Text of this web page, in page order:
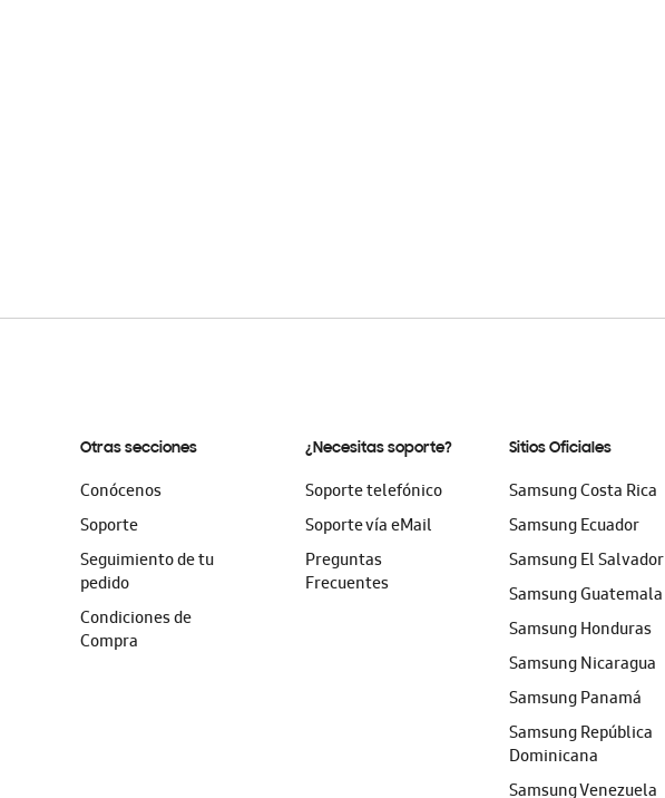
Otras secciones
Conócenos
Soporte
Seguimiento de tu
pedido
Condiciones de
Compra
¿Necesitas soporte?
Soporte telefónico
Soporte vía eMail
Preguntas
Frecuentes
Sitios Oficiales
Samsung Costa Rica
Samsung Ecuador
Samsung El Salvador
Samsung Guatemala
Samsung Honduras
Samsung Nicaragua
Samsung Panamá
Samsung República
Dominicana
Samsung Venezuela